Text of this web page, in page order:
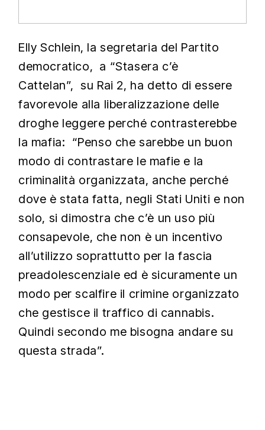
Elly Schlein, la segretaria del Partito
democratico, a “Stasera c’è
Cattelan”, su Rai 2, ha detto di essere
favorevole alla liberalizzazione delle
droghe leggere perché contrasterebbe
la mafia: “Penso che sarebbe un buon
modo di contrastare le mafie e la
criminalità organizzata, anche perché
dove è stata fatta, negli Stati Uniti e non
solo, si dimostra che c’è un uso più
consapevole, che non è un incentivo
all’utilizzo soprattutto per la fascia
preadolescenziale ed è sicuramente un
modo per scalfire il crimine organizzato
che gestisce il traffico di cannabis.
Quindi secondo me bisogna andare su
questa strada”.